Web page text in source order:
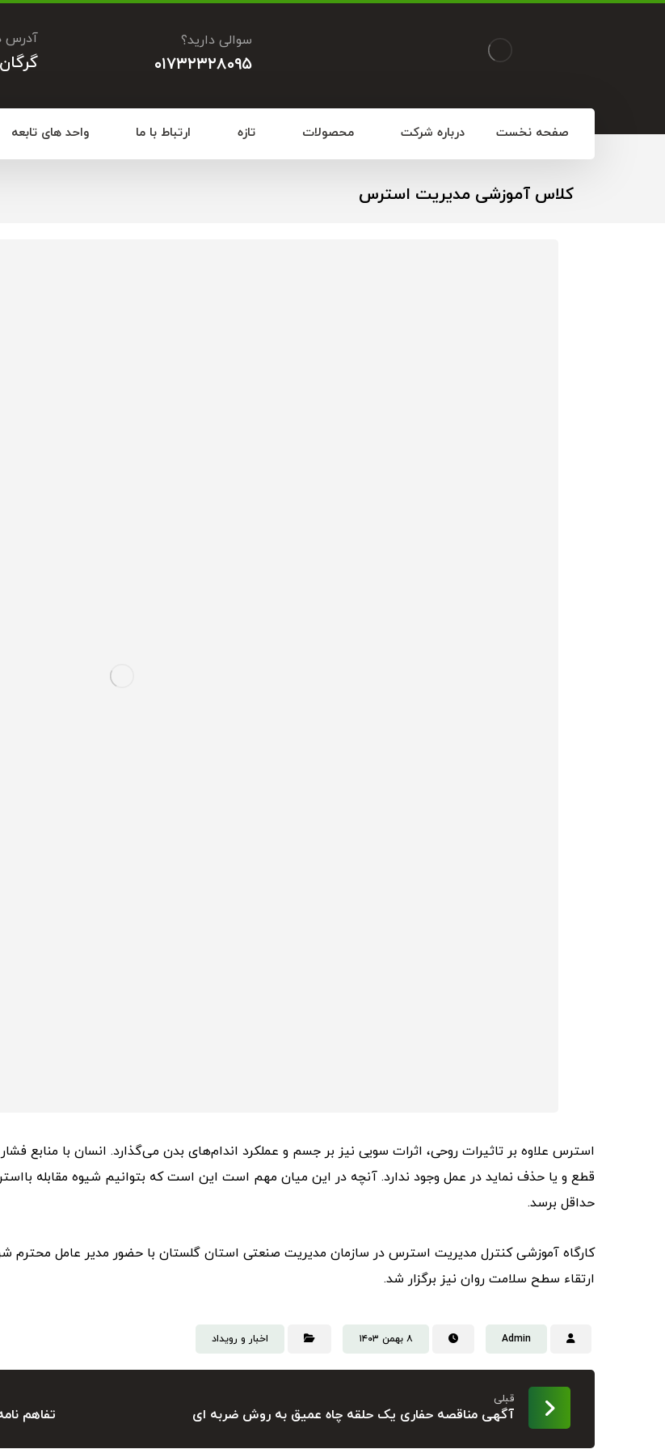
آدرس سوالی دارید؟
۰۱۷۳۲۳۲۸۰۹۵
صفحه نخست درباره شرکت محصولات تازه ارتباط با ما واحد های تابعه
کلاس آموزشی مدیریت استرس
استرس علاوه بر تاثیرات روحی، اثرات سویی نیز بر جسم و عملکرد اندام‌های بدن می‌گذارد. انسان با منابع
قطع و یا حذف نماید در عمل وجود ندارد. آنچه در این میان مهم است این است که بتوانیم شیوه مقابله
حداقل برسد.
کارگاه آموزشی کنترل مدیریت استرس در سازمان مدیریت صنعتی استان گلستان با حضور مدیر عامل محترم
ارتقاء سطح سلامت روان نیز برگزار شد.
Admin ۸ بهمن ۱۴۰۳ اخبار و رویداد
قبلی
آگهی مناقصه حفاری یک حلقه چاه عمیق به روش ضربه ای تفاهم